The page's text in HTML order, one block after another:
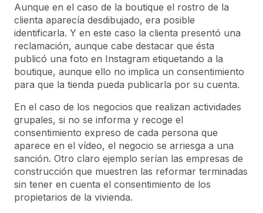
Aunque en el caso de la boutique el rostro de la
clienta aparecía desdibujado, era posible
identificarla. Y en este caso la clienta presentó una
reclamación, aunque cabe destacar que ésta
publicó una foto en Instagram etiquetando a la
boutique, aunque ello no implica un consentimiento
para que la tienda pueda publicarla por su cuenta.
En el caso de los negocios que realizan actividades
grupales, si no se informa y recoge el
consentimiento expreso de cada persona que
aparece en el vídeo, el negocio se arriesga a una
sanción. Otro claro ejemplo serían las empresas de
construcción que muestren las reformar terminadas
sin tener en cuenta el consentimiento de los
propietarios de la vivienda.